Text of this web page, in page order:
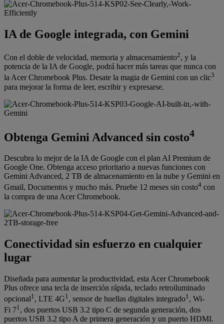
IA de Google integrada, con Gemini
Con el doble de velocidad, memoria y almacenamiento2, y la
potencia de la IA de Google, podrá hacer más tareas que nunca con
la Acer Chromebook Plus. Desate la magia de Gemini con un clic3
para mejorar la forma de leer, escribir y expresarse.
Obtenga Gemini Advanced sin costo4
Descubra lo mejor de la IA de Google con el plan AI Premium de
Google One. Obtenga acceso prioritario a nuevas funciones con
Gemini Advanced, 2 TB de almacenamiento en la nube y Gemini en
Gmail, Documentos y mucho más. Pruebe 12 meses sin costo4 con
la compra de una Acer Chromebook.
Conectividad sin esfuerzo en cualquier
lugar
Diseñada para aumentar la productividad, esta Acer Chromebook
Plus ofrece una tecla de inserción rápida, teclado retroiluminado
opcional1 , LTE 4G1 , sensor de huellas digitales integrado1 , Wi-
Fi 71 , dos puertos USB 3.2 tipo C de segunda generación, dos
puertos USB 3.2 tipo A de primera generación y un puerto HDMI.